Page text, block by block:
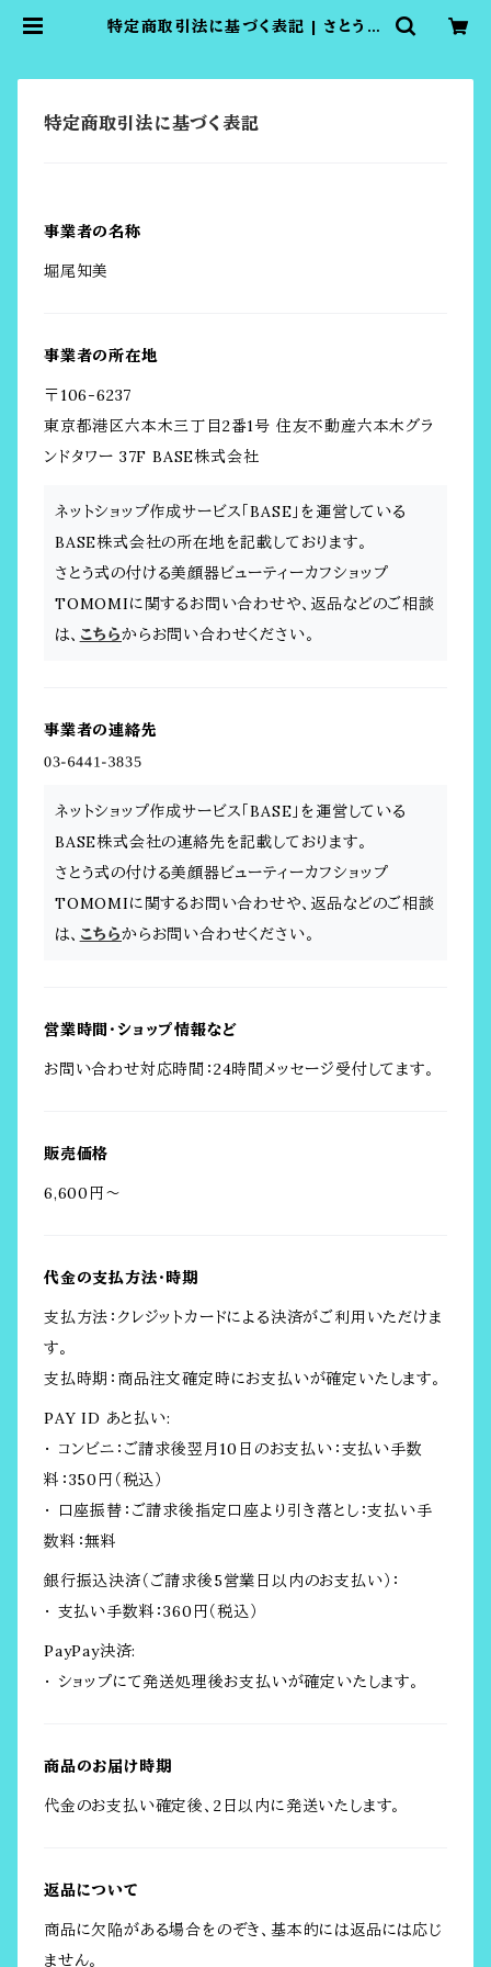
特定商取引法に基づく表記 | さとう式
特定商取引法に基づく表記
事業者の名称
堀尾知美
事業者の所在地
〒106-6237
東京都港区六本木三丁目2番1号 住友不動産六本木グラ
ンドタワー 37F BASE株式会社
ネットショップ作成サービス「BASE」を運営している
BASE株式会社の所在地を記載しております。
さとう式の付ける美顔器ビューティーカフショップ
TOMOMIに関するお問い合わせや、返品などのご相談
は、 こちらからお問い合わせください。
事業者の連絡先
ネットショップ作成サービス「BASE」を運営している
BASE株式会社の連絡先を記載しております。
さとう式の付ける美顔器ビューティーカフショップ
TOMOMIに関するお問い合わせや、返品などのご相談
は、 こちらからお問い合わせください。
営業時間・ショップ情報など
お問い合わせ対応時間：24時間メッセージ受付してます。
販売価格
6,600円〜
代金の支払方法・時期
支払方法：クレジットカードによる決済がご利用いただけま
す。
支払時期：商品注文確定時にお支払いが確定いたします。
PAY ID あと払い:
・ コンビニ：ご請求後翌月10日のお支払い：支払い手数
料：350円（税込）
・ 口座振替：ご請求後指定口座より引き落とし：支払い手
数料：無料
銀行振込決済（ご請求後5営業日以内のお支払い）：
・ 支払い手数料：360円（税込）
PayPay決済:
・ ショップにて発送処理後お支払いが確定いたします。
商品のお届け時期
代金のお支払い確定後、2日以内に発送いたします。
返品について
商品に欠陥がある場合をのぞき、基本的には返品には応じ
ません。